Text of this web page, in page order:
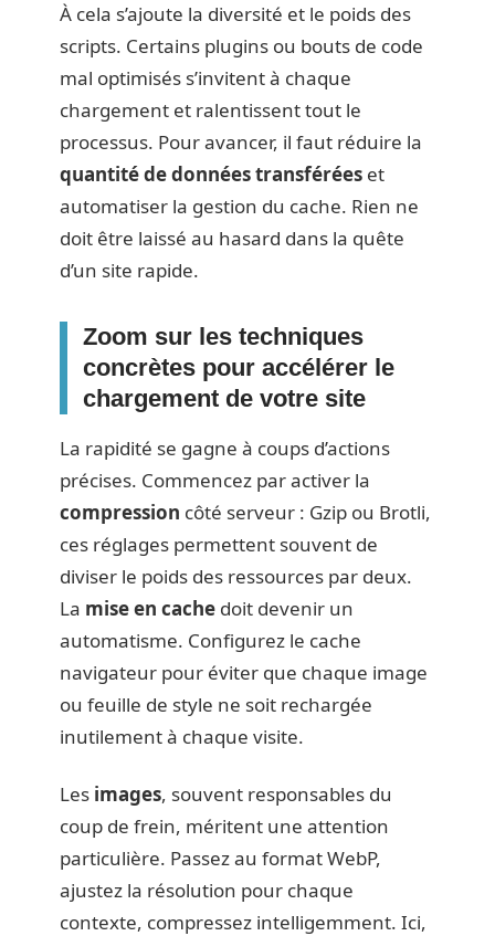
À cela s’ajoute la diversité et le poids des
scripts. Certains plugins ou bouts de code
mal optimisés s’invitent à chaque
chargement et ralentissent tout le
processus. Pour avancer, il faut réduire la
quantité de données transférées et
automatiser la gestion du cache. Rien ne
doit être laissé au hasard dans la quête
d’un site rapide.
Zoom sur les techniques
concrètes pour accélérer le
chargement de votre site
La rapidité se gagne à coups d’actions
précises. Commencez par activer la
compression côté serveur : Gzip ou Brotli,
ces réglages permettent souvent de
diviser le poids des ressources par deux.
La mise en cache doit devenir un
automatisme. Configurez le cache
navigateur pour éviter que chaque image
ou feuille de style ne soit rechargée
inutilement à chaque visite.
Les images, souvent responsables du
coup de frein, méritent une attention
particulière. Passez au format WebP,
ajustez la résolution pour chaque
contexte, compressez intelligemment. Ici,